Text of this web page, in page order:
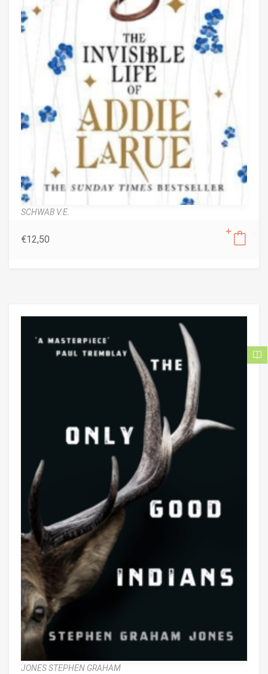
SCHWAB V.E.
€12,50
JONES STEPHEN GRAHAM